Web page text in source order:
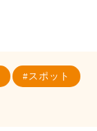
スポット